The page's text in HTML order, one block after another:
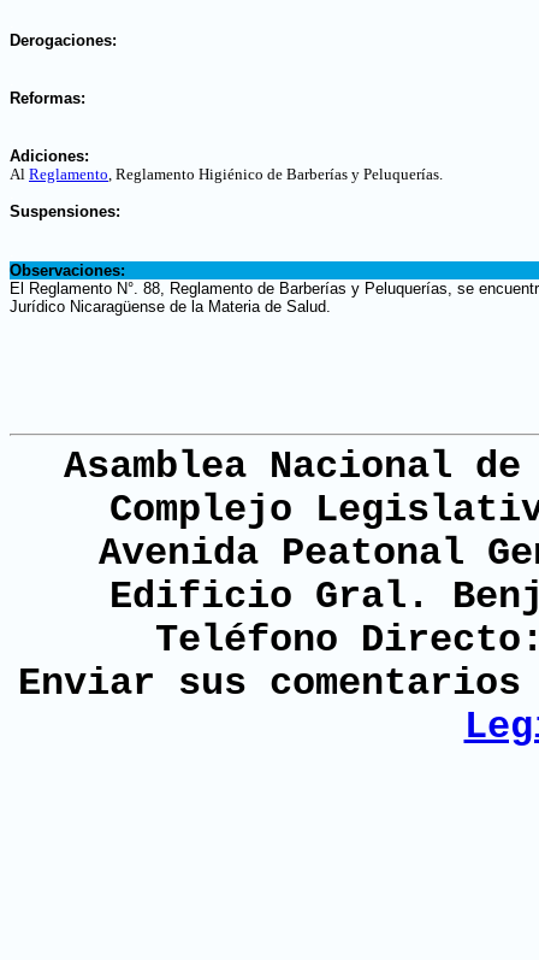
Derogaciones:
Reformas:
Adiciones:
Al Reglamento, Reglamento Higiénico de Barberías y Peluquerías.
Suspensiones:
Observaciones:
El Reglamento N°. 88, Reglamento de Barberías y Peluquerías, se
Jurídico Nicaragüense de la Materia de Salud.
Asamblea Nacional
Complejo
Avenida Peatonal
Edificio Gral.
Teléfono
Enviar sus